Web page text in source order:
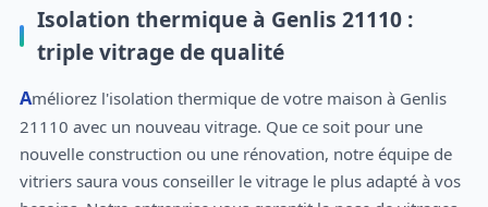
Isolation thermique à Genlis 21110 :
triple vitrage de qualité
Améliorez l'isolation thermique de votre maison à Genlis
21110 avec un nouveau vitrage. Que ce soit pour une
nouvelle construction ou une rénovation, notre équipe de
vitriers saura vous conseiller le vitrage le plus adapté à vos